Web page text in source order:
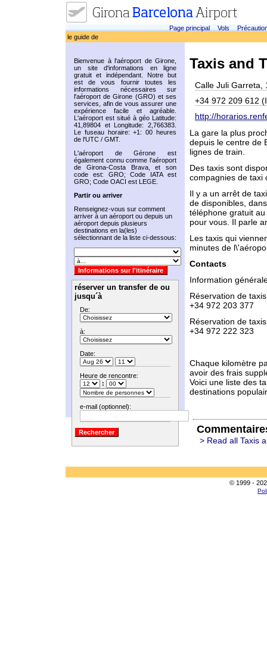
Page principal Vols
le guide de
Bienvenue à l'aéroport de Girone,
un site d'informations en ligne
gratuit et indépendant. Notre but
est de vous fournir toutes les
informations nécessaires sur
l'aéroport de Girone (GRO) et ses
services, afin de vous assurer une
expérience facile et agréable.
L'aéroport est situé à géo Latitude:
41,89804 et Longitude: 2,766383.
Le fuseau horaire: +1: 00 heures
de l'UTC / GMT.
L'aéroport de Gérone est
également connu comme l'aéroport
de Girona-Costa Brava, et son
code est: GRO; Code IATA est
GRO; Code OACI est LEGE.
Partir ou arriver
Renseignez-vous sur comment
arriver à un aéroport ou depuis un
aéroport depuis plusieurs
destinations en la(les)
sélectionnant de la liste ci-dessous:
réserver un transfer de ou
jusqu´à
De:
à:
Date:
Heure de rencontre:
:
e-mail (optionnel):
Taxis and
Calle Juli Garreta,
+34 972 209 612
http://
La gare la plus
depuis le centre de
lignes de train.
Des taxis sont
compagnies de taxi
Il y a un arrêt de
de disponibles,
téléphone gratuit
pour vous. Il parle
Les taxis qui
minutes de
Contacts
Information
Réservation de
+34 972 203 377
Réservation de
+34 972 222 323
Chaque kilomètre
avoir des frais
Voici une liste des
destinations
> Read all Taxis
© 1999 -